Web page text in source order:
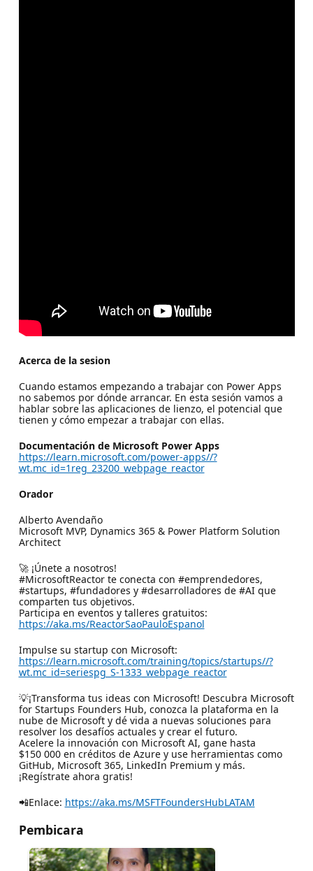
Acerca de la sesion
Cuando estamos empezando a trabajar con Power Apps
no sabemos por dónde arrancar. En esta sesión vamos a
hablar sobre las aplicaciones de lienzo, el potencial que
tienen y cómo empezar a trabajar con ellas.
Documentación de Microsoft Power Apps
https://learn.microsoft.com/power-apps//?
wt.mc_id=1reg_23200_webpage_reactor
Orador
Alberto Avendaño
Microsoft MVP, Dynamics 365 & Power Platform Solution
Architect
🚀 ¡Únete a nosotros!
#MicrosoftReactor te conecta con #emprendedores,
#startups, #fundadores y #desarrolladores de #AI que
comparten tus objetivos.
Participa en eventos y talleres gratuitos:
https://aka.ms/ReactorSaoPauloEspanol
Impulse su startup con Microsoft:
https://learn.microsoft.com/training/topics/startups//?
wt.mc_id=seriespg_S-1333_webpage_reactor
💡¡Transforma tus ideas con Microsoft! Descubra Microsoft
for Startups Founders Hub, conozca la plataforma en la
nube de Microsoft y dé vida a nuevas soluciones para
resolver los desafíos actuales y crear el futuro.
Acelere la innovación con Microsoft AI, gane hasta
$150 000 en créditos de Azure y use herramientas como
GitHub, Microsoft 365, LinkedIn Premium y más.
¡Regístrate ahora gratis!
📲Enlace: https://aka.ms/MSFTFoundersHubLATAM
Pembicara